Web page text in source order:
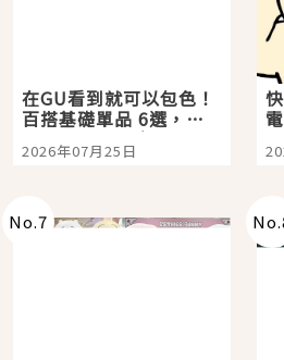
在GU看到就可以包色！
百搭基礎單品 6選，閉
眼全收也不心疼
2026年07月25日
No.7 No.